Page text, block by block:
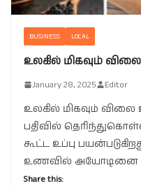
BUSINESS LOCAL
உலகில் மிகவும்
January 28, 2025 Editor
உலகில் மிகவும் விலை
பதிவில்
கூட்ட உப்பு
உணவில் அயோடினை
Share this: